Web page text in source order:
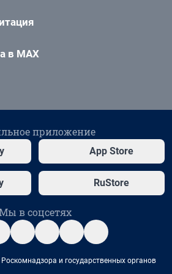
в MAX
приложение
App Store
RuStore
в соцсетях
и государственных органов